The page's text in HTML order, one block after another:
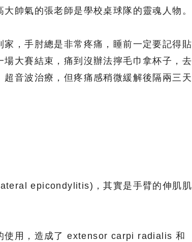
帥氣的張老師是學校桌球隊的靈魂人物。
，手肘總是非常疼痛，睡前一定要記得貼
大賽結束，痛到沒辦法擰毛巾拿杯子，去
音波治療，但疼痛感稍微緩解後隔兩三天
epicondylitis)，其實是手臂的伸肌肌
使用，造成了 extensor carpi radialis 和